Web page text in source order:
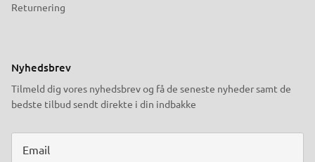
Returnering
Nyhedsbrev
Tilmeld dig vores nyhedsbrev og få de seneste nyheder samt de
bedste tilbud sendt direkte i din indbakke